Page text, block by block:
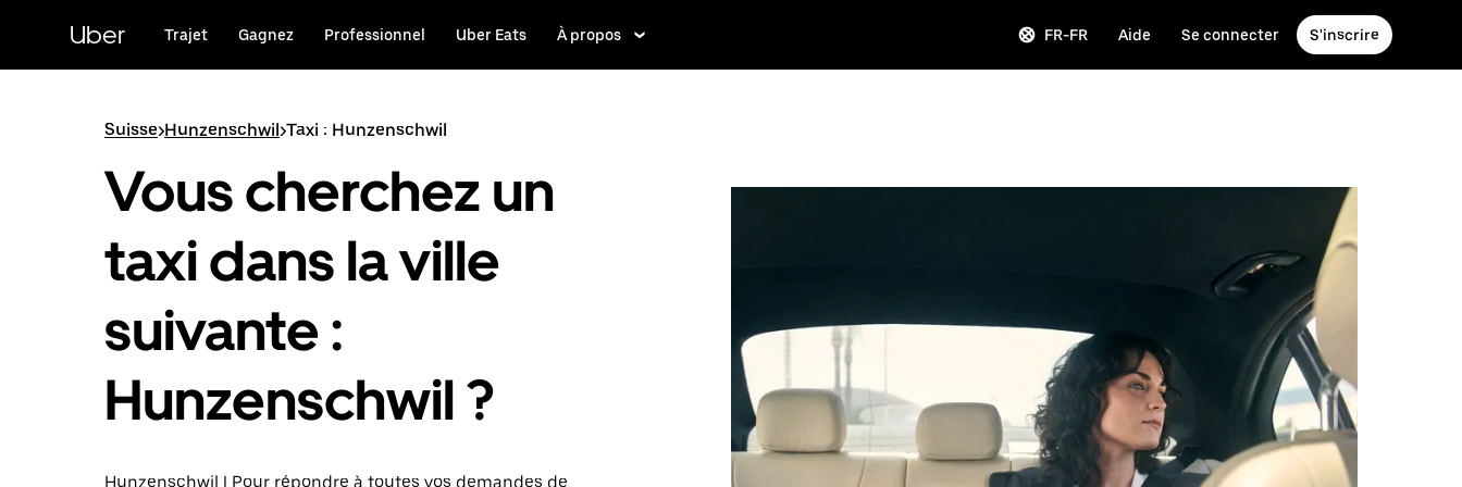
principal
Uber Trajet Gagnez Professionnel Uber Eats À propos FR-FR Aide Se connecter S'inscrire
Suisse>Hunzenschwil>Taxi : Hunzenschwil
Vous cherchez un
taxi dans la ville
suivante :
Hunzenschwil ?
Hunzenschwil | Pour répondre à toutes vos demandes de